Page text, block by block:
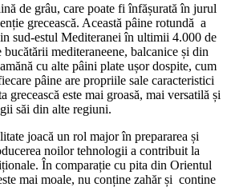
de grâu, care poate fi înfășurată în jurul
grecească. Această pâine rotundă a
sud-estul Mediteranei în ultimii 4.000 de
mediteraneene, balcanice și din
cu alte pâini plate ușor dospite, cum
pâine are propriile sale caracteristici
grecească este mai groasă, mai versatilă și
săi din alte regiuni.
joacă un rol major în prepararea și
noilor tehnologii a contribuit la
În comparație cu pita din Orientul
mai moale, nu conține zahăr și contine